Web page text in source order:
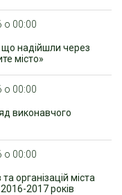
о 00:00
надійшли через
місто»
о 00:00
виконавчого
о 00:00
організацій міста
2017 років